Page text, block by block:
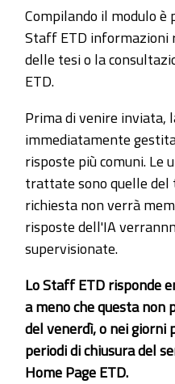
Compilando il modulo è
Staff ETD informazioni
delle tesi o la
ETD.
Prima di venire inviata,
immediatamente
risposte più comuni. Le
trattate sono quelle del
richiesta non verrà
risposte dell'IA
supervisionate.
Lo Staff ETD risponde
a meno che questa non
del venerdì, o nei
periodi di chiusura del
Home Page ETD.